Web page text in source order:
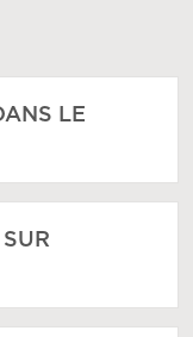
LE